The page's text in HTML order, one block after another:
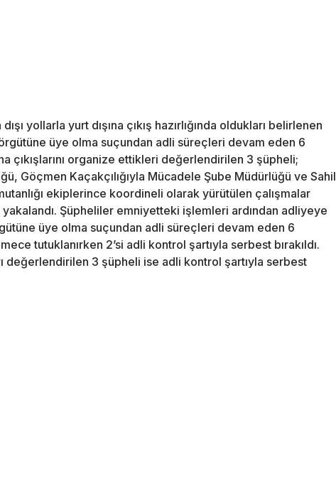
yollarla yurt dışına çıkış hazırlığında oldukları belirlenen
üye olma suçundan adli süreçleri devam eden 6
çıkışlarını organize ettikleri değerlendirilen 3 şüpheli;
Göçmen Kaçakçılığıyla Mücadele Şube Müdürlüğü ve Sahil
ekiplerince koordineli olarak yürütülen çalışmalar
Şüpheliler emniyetteki işlemleri ardından adliyeye
üye olma suçundan adli süreçleri devam eden 6
tutuklanırken 2’si adli kontrol şartıyla serbest bırakıldı.
değerlendirilen 3 şüpheli ise adli kontrol şartıyla serbest